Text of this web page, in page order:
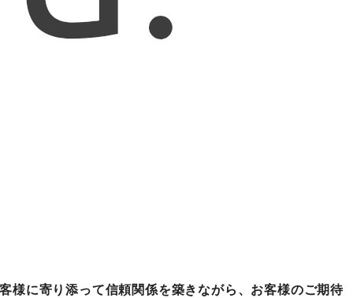
様に寄り添って信頼関係を築きながら、お客様のご期待